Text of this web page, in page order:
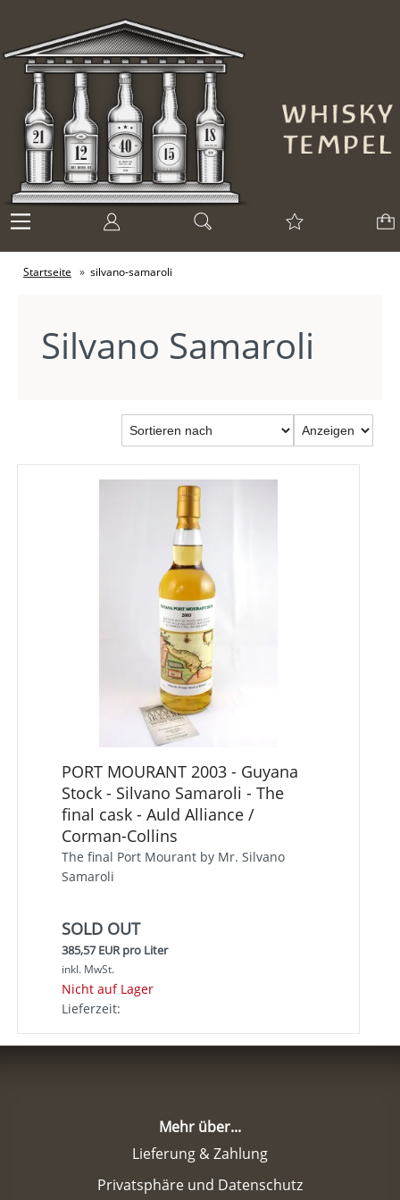
Startseite » silvano-samaroli
Silvano Samaroli
PORT MOURANT 2003 - Guyana
Stock - Silvano Samaroli - The
final cask - Auld Alliance /
Corman-Collins
The final Port Mourant by Mr. Silvano
Samaroli
SOLD OUT
385,57 EUR pro Liter
inkl. MwSt.
Nicht auf Lager
Lieferzeit:
Mehr über...
Lieferung & Zahlung
Privatsphäre und Datenschutz